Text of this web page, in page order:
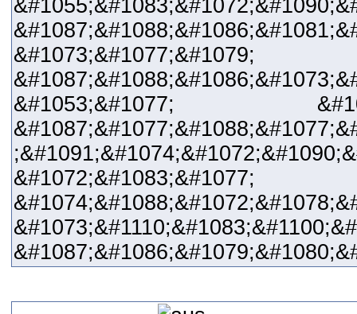
&#1073;&#1077;&#1079;
&#1053;&#1077;
&#1072;&#1083;&#1077;